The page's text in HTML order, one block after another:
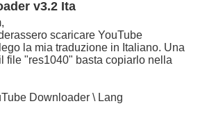
v3.2 Ita
scaricare YouTube
la mia traduzione in Italiano. Una
file "res1040" basta copiarlo nella
Downloader \ Lang